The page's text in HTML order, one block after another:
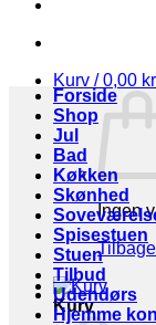
Kurv /0,00 kr
Ingen
Kurv
Forside
Shop
Jul
Bad
Køkken
Skønhed
Spisestuen
Stuen
Tilbud
Udendørs
Hjemme